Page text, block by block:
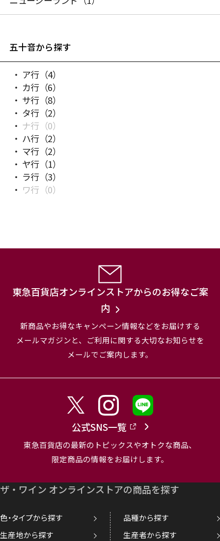
五十音から探す
ア行 （4）
カ行 （6）
サ行 （8）
タ行 （2）
ナ行 （0）
ハ行 （2）
マ行 （2）
ヤ行 （1）
ラ行 （3）
ワ行 （0）
東急百貨店オンラインストアからのお得なご案
内
新商品やお得なキャンペーン情報などをお届けする
メールマガジンと、
ご利用に関する大切なお知らせを
メールでご案内します。
公式SNS一覧
東急百貨店の最新のトピックスやオトクな商品、
限定商品の情報をお届けします。
ザ・ワイン オンラインストアの商品を探す
色・タイプから探す
品種から探す
生産地から探す
生産者から探す